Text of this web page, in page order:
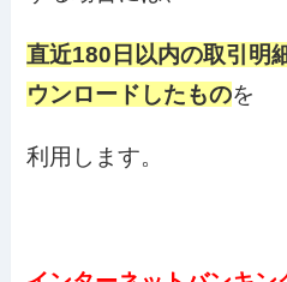
直近180日以内の取引明
ウンロードしたものを
利用します。